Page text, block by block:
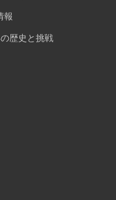
報
歴史と挑戦